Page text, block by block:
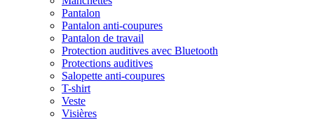
Pantalon
Pantalon anti-coupures
Pantalon de travail
Protection auditives avec Bluetooth
Protections auditives
Salopette anti-coupures
T-shirt
Veste
Visières